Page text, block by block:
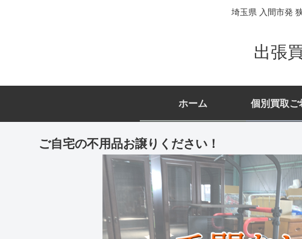
埼玉県 入間市発
出張
ホーム 個別買取ご
ご自宅の不用品お譲りください！